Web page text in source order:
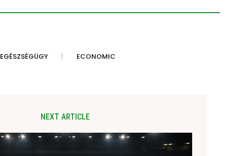
EGÉSZSÉGÜGY ECONOMIC
NEXT ARTICLE